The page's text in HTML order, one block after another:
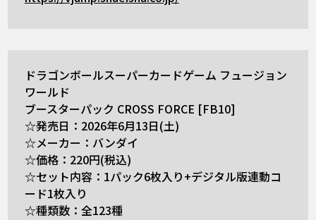
ドラゴンボールスーパーカードゲーム フュージョン
ワールド
ブースターパック CROSS FORCE [FB10]
☆発売日：2026年6月13日(土)
☆メーカー：バンダイ
☆価格：220円(税込)
☆セット内容：1パック6枚入り+デジタル版連動コ
ード1枚入り
☆種類数：全123種